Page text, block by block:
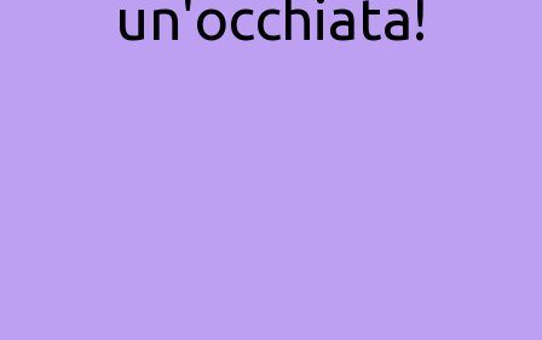
un'occhiata!